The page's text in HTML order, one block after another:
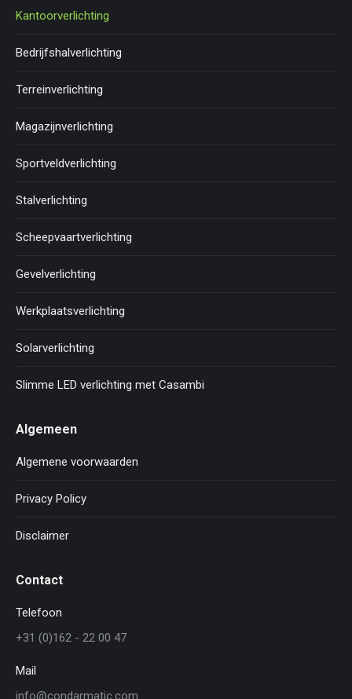
Kantoorverlichting
Bedrijfshalverlichting
Terreinverlichting
Magazijnverlichting
Sportveldverlichting
Stalverlichting
Scheepvaartverlichting
Gevelverlichting
Werkplaatsverlichting
Solarverlichting
Slimme LED verlichting met Casambi
Algemeen
Algemene voorwaarden
Privacy Policy
Disclaimer
Contact
Telefoon
+31 (0)162 - 22 00 47
Mail
info@condarmatic.com